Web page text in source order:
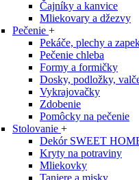
Čajníky a kanvice
Mliekovary a džezvy
Pečenie +
Pekáče, plechy a
Pečenie chleba
Formy a formičky
Dosky, podložky,
Vykrajovačky
Zdobenie
Pomôcky na pečenie
Stolovanie +
Dekór SWEET
Kryty na potraviny
Mliekovky
Taniere a misky